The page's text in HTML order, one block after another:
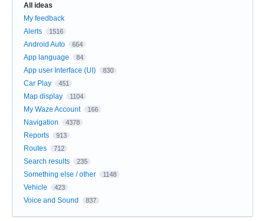
All ideas
My feedback
Alerts
1516
Android Auto 664
App language 84
App user Interface (UI) 830
Car Play 451
Map display 1104
My Waze Account 166
Navigation 4378
Reports 913
Routes 712
Search results 235
Something else / other 1148
Vehicle 423
Voice and Sound 837